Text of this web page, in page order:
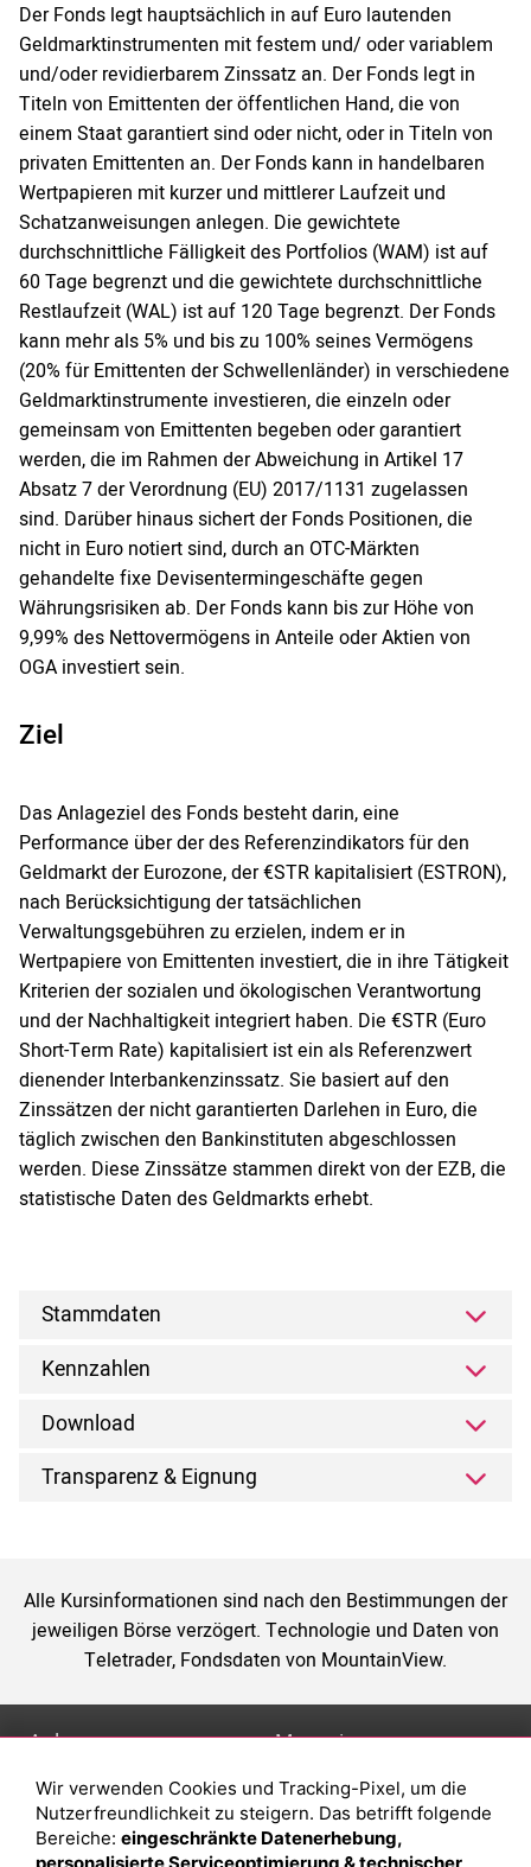
Der Fonds legt hauptsächlich in auf Euro lautenden
Geldmarktinstrumenten mit festem und/ oder variablem
und/oder revidierbarem Zinssatz an. Der Fonds legt in
Titeln von Emittenten der öffentlichen Hand, die von
einem Staat garantiert sind oder nicht, oder in Titeln von
privaten Emittenten an. Der Fonds kann in handelbaren
Wertpapieren mit kurzer und mittlerer Laufzeit und
Schatzanweisungen anlegen. Die gewichtete
durchschnittliche Fälligkeit des Portfolios (WAM) ist auf
60 Tage begrenzt und die gewichtete durchschnittliche
Restlaufzeit (WAL) ist auf 120 Tage begrenzt. Der Fonds
kann mehr als 5% und bis zu 100% seines Vermögens
(20% für Emittenten der Schwellenländer) in verschiedene
Geldmarktinstrumente investieren, die einzeln oder
gemeinsam von Emittenten begeben oder garantiert
werden, die im Rahmen der Abweichung in Artikel 17
Absatz 7 der Verordnung (EU) 2017/1131 zugelassen
sind. Darüber hinaus sichert der Fonds Positionen, die
nicht in Euro notiert sind, durch an OTC-Märkten
gehandelte fixe Devisentermingeschäfte gegen
Währungsrisiken ab. Der Fonds kann bis zur Höhe von
9,99% des Nettovermögens in Anteile oder Aktien von
OGA investiert sein.
Ziel
Das Anlageziel des Fonds besteht darin, eine
Performance über der des Referenzindikators für den
Geldmarkt der Eurozone, der €STR kapitalisiert (ESTRON),
nach Berücksichtigung der tatsächlichen
Verwaltungsgebühren zu erzielen, indem er in
Wertpapiere von Emittenten investiert, die in ihre Tätigkeit
Kriterien der sozialen und ökologischen Verantwortung
und der Nachhaltigkeit integriert haben. Die €STR (Euro
Short-Term Rate) kapitalisiert ist ein als Referenzwert
dienender Interbankenzinssatz. Sie basiert auf den
Zinssätzen der nicht garantierten Darlehen in Euro, die
täglich zwischen den Bankinstituten abgeschlossen
werden. Diese Zinssätze stammen direkt von der EZB, die
statistische Daten des Geldmarkts erhebt.
Stammdaten
Kennzahlen
Download
Transparenz & Eignung
Alle Kursinformationen sind nach den Bestimmungen der
jeweiligen Börse verzögert. Technologie und Daten von
Teletrader, Fondsdaten von MountainView.
Anlage
Depot eröffnen
Depot vergleichen
Magazin
Was sind sind ETFs?
Sparplan Vorteile
Wir verwenden Cookies und Tracking-Pixel, um die
Nutzerfreundlichkeit zu steigern. Das betrifft folgende
Bereiche: eingeschränkte Datenerhebung,